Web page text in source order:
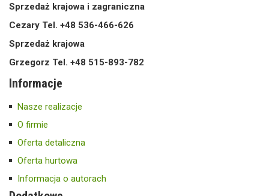
Sprzedaż krajowa i zagraniczna
Cezary Tel. +48 536-466-626
Sprzedaż krajowa
Grzegorz Tel. +48 515-893-782
Informacje
Nasze realizacje
O firmie
Oferta detaliczna
Oferta hurtowa
Informacja o autorach